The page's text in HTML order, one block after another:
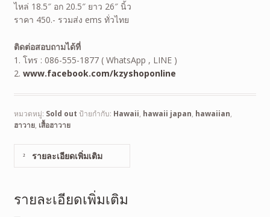
ไหล่ 18.5″ อก 20.5″ ยาว 26″ นิ้ว
ราคา 450.- รวมส่ง ems ทั่วไทย
ติดต่อสอบถามได้ที่
1. โทร : 086-555-1877 ( WhatsApp , LINE )
2. www.facebook.com/kzyshoponline
หมวดหมู่: Sold out ป้ายกำกับ: Hawaii, hawaii japan, hawaiian,
ฮาวาย, เสื้อฮาวาย
รายละเอียดเพิ่มเติม
รายละเอียดเพิ่มเติม